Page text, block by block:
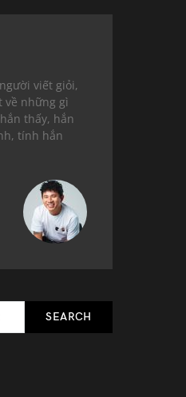
viết giỏi,
về những gì
thấy, hắn
tính hắn
SEARCH